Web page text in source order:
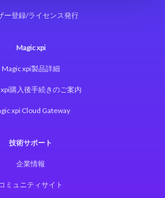
ー登録/ライセンス発行
Magic xpi
Magic xpi製品詳細
購入後手続きのご案内
xpi Cloud Gateway
技術サポート
企業情報
ミュニティサイト